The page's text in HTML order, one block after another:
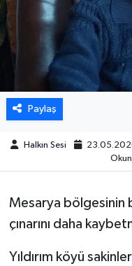
Paylaş
Halkın Sesi
Mesarya bölgesinin
çınarını daha
Yıldırım köyü